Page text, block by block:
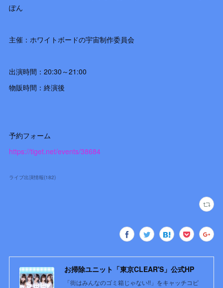
ぽん
主催：ホワイトボードの宇宙制作委員会
出演時間：20:30～21:00
物販時間：終演後
予約フォーム
https://tiget.net/events/38684
ライブ出演情報(182)
お掃除ユニット「東京CLEAR'S」公式HP
「街はみんなのゴミ箱じゃない!!」をキャッチコピ